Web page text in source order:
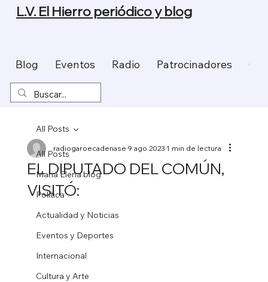
Blog Eventos Radio Patrocinadores
L.V. El Hierro periódico y blog
All Posts
Maria Elena blog
Política
Actualidad y Noticias
Eventos y Deportes
Internacional
Cultura y Arte
All Posts
EL DIPUTADO DEL COMÚN,
VISITÓ:
radiogaroecadenase9 ago 20231 min de lectura